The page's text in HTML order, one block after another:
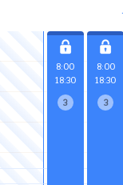
8:00
18:30
3
8:00
18:30
3